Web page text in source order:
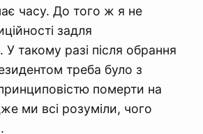
часу. До того ж я не
задля
У такому разі після обрання
треба було з
померти на
ми всі розуміли, чого